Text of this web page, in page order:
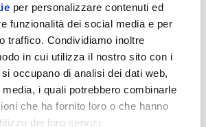
per personalizzare contenuti ed
funzionalità dei social media e per
traffico. Condividiamo inoltre
in cui utilizza il nostro sito con i
occupano di analisi dei dati web,
i quali potrebbero combinarle
che ha fornito loro o che hanno
dei loro servizi.
CONTRATTI
nel ciclo di vita dei
dei lavori e dei servizi